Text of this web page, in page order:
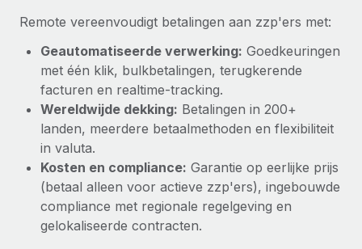
Remote vereenvoudigt betalingen aan zzp'ers met:
Geautomatiseerde verwerking: Goedkeuringen
met één klik, bulkbetalingen, terugkerende
facturen en realtime-tracking.
Wereldwijde dekking: Betalingen in 200+
landen, meerdere betaalmethoden en flexibiliteit
in valuta.
Kosten en compliance: Garantie op eerlijke prijs
(betaal alleen voor actieve zzp'ers), ingebouwde
compliance met regionale regelgeving en
gelokaliseerde contracten.